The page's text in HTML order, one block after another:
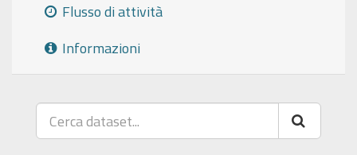
Flusso di attività
Informazioni